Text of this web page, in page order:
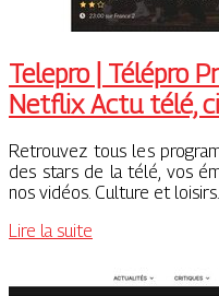
Telepro | Télépro
Netflix Actu télé,
Retrouvez tous les
des stars de la télé, vos
nos vidéos. Culture et loisirs.
Lire la suite